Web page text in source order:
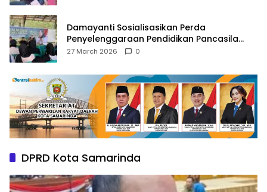
Damayanti Sosialisasikan Perda
Penyelenggaraan Pendidikan Pancasila
dan Wawasan Kebangsaan
27 March 2026 0
DPRD Kota Samarinda